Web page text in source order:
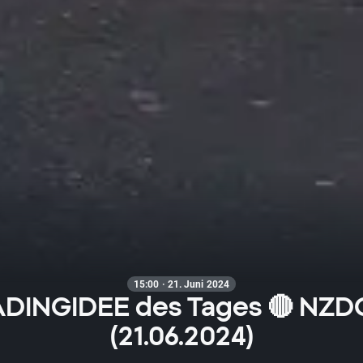
15:00 · 21. Juni 2024
des Tages 🔴
(21.06.2024)